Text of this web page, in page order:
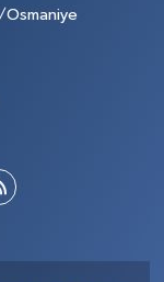
Osmaniye